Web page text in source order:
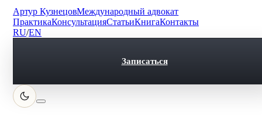
Артур КузнецовМеждународный адвокат
ПрактикаКонсультацияСтатьиКнигаКонтакты
RU/EN
Записаться